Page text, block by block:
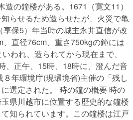
の鐘楼がある。1671（寛文11）
らせるため造らせたが、火災で亀
保5）年当時の城主永井直信が改
直径76cm、重さ750kgの鐘には
われ、造られてから現在まで、
、正午、15時、18時に、澄んだ音
年環境庁(現環境省)主催の「残し
選定された。 時の鐘の概要 時の
県川越市に位置する歴史的な鐘楼
知られています。この鐘楼は江戸